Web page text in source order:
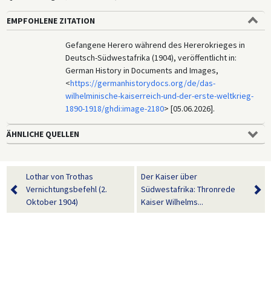
EMPFOHLENE ZITATION
Gefangene Herero während des Hererokrieges in
Deutsch-Südwestafrika (1904), veröffentlicht in:
German History in Documents and Images,
<https://germanhistorydocs.org/de/das-
wilhelminische-kaiserreich-und-der-erste-weltkrieg-
1890-1918/ghdi:image-2180> [05.06.2026].
ÄHNLICHE QUELLEN
Lothar von Trothas
Vernichtungsbefehl (2.
Oktober 1904)
Der Kaiser über
Südwestafrika: Thronrede
Kaiser Wilhelms...